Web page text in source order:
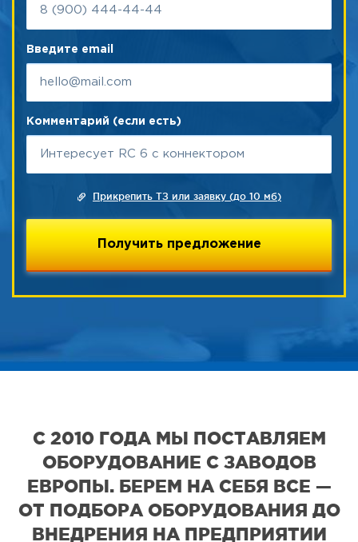
Введите email
Комментарий (если есть)
Прикрепить ТЗ или заявку (до 10 мб)
С 2010 ГОДА МЫ ПОСТАВЛЯЕМ
ОБОРУДОВАНИЕ С ЗАВОДОВ
ЕВРОПЫ. БЕРЕМ НА СЕБЯ ВСЕ —
ОТ ПОДБОРА ОБОРУДОВАНИЯ ДО
ВНЕДРЕНИЯ НА ПРЕДПРИЯТИИ